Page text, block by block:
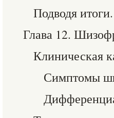
Подводя итоги.
Глава 12.
Клиническая
Симптомы